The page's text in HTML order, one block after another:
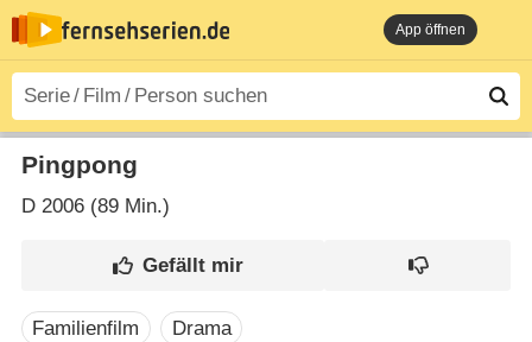
App öffnen
Pingpong
D2006 (89 Min.)
Familienfilm Drama